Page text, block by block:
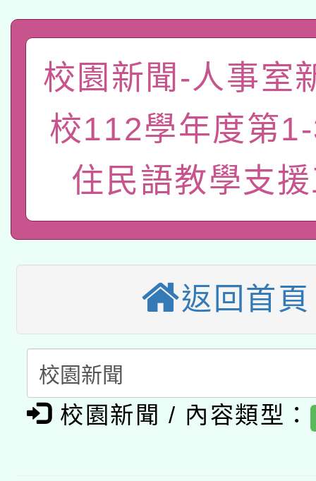
動」
開 智慧啟航」
關事宜
轉知教育部國民及學前
國立臺灣師範大學辦理
年度健康促進學校輔導
業成長研習」實施計畫
函轉國家教育研究院中
原住民族教育政策研討
轉知教育部國民及學前
新北市政府教育局辦理
師專業成長研習實施
方素養工作坊新北場」
函轉國立臺灣師範大學
族語言臺北學習中心
「族語學習班」招生簡
轉知有關國立成功大學
文教學共融平台-教案
件」活動簡章
教育部國民及學前教育
接種對象擴大為「滿6
接種之民眾」措施，延
月28日止
業技術研究院辦理「
用水績優單位及節水達
動」
115年8月22日(星期六
桃園市孔廟祈福系列
開 智慧啟航」
「2026桃園藝術巡演
關事宜
轉知教育部國民及學前
國立臺灣師範大學辦
函轉國家教育研究院中
校園新聞-人事室
校112學年度第
住民語教學支
返回首頁
校園新聞 / 內容類型：